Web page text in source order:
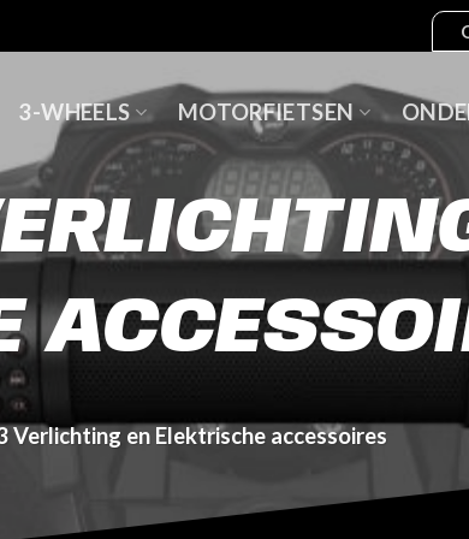
3-WHEELS MOTORFIETSEN
Verlichting en Elektrische accessoires